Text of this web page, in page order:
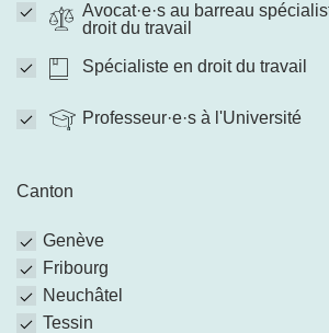
Avocat·e·s au barreau
droit du travail
Spécialiste en droit du travail
Professeur·e·s à l'Université
Canton
Genève
Fribourg
Neuchâtel
Tessin